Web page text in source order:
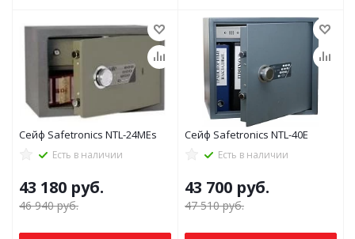
Сейф Safetronics NTL-24MEs
Есть в наличии
43 180 руб.
46 940руб.
Сейф Safetronics NTL-40E
Есть в наличии
43 700 руб.
47 510руб.